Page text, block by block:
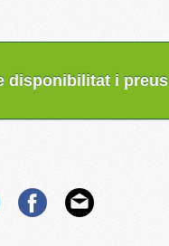
disponibilitat i preus